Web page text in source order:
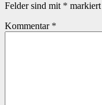
Felder sind mit * markiert
Kommentar *